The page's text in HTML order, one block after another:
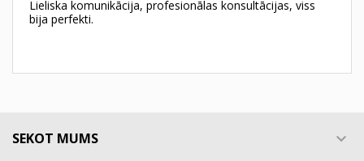
Lieliska komunikācija, profesionālas konsultācijas, viss
bija perfekti.
SEKOT MUMS 